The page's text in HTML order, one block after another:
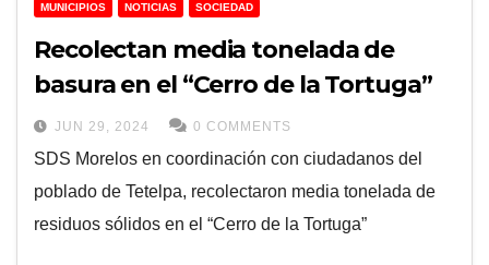
MUNICIPIOS NOTICIAS SOCIEDAD
Recolectan media tonelada de
basura en el “Cerro de la Tortuga”
JUN 29, 2024 0 COMMENTS
SDS Morelos en coordinación con ciudadanos del
poblado de Tetelpa, recolectaron media tonelada de
residuos sólidos en el “Cerro de la Tortuga”